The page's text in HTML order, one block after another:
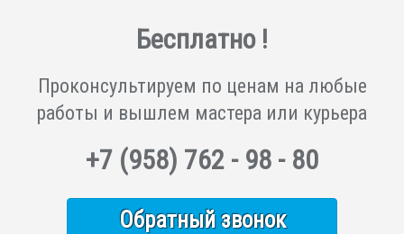
Бесплатно !
Проконсультируем по ценам на любые
работы и вышлем мастера или курьера
+7 (958) 762 - 98 - 80
Обратный звонок